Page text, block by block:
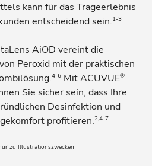
kann für das Trageerlebnis
entscheidend sein.1-3
AiOD vereint die
Peroxid mit der praktischen
4-6Mit ACUVUE®
Sie sicher sein, dass Ihre
Desinfektion und
profitieren.2,4-7
zu Illustrationszwecken